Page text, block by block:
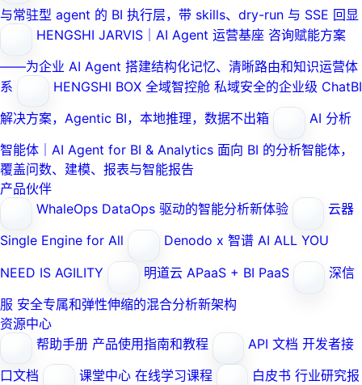
与常驻型 agent 的 BI 执行层，带 skills、dry-run 与 SSE 回显
HENGSHI JARVIS｜AI Agent 运营基座 咨询赋能方案
——为企业 AI Agent 搭建结构化记忆、清晰路由和知识运营体
系
HENGSHI BOX 全域智控舱 私域安全的企业级 ChatBI
解决方案，Agentic BI，本地推理，数据不出箱
AI 分析
智能体｜AI Agent for BI & Analytics 面向 BI 的分析智能体，
覆盖问数、建模、报表与智能报告
产品伙伴
WhaleOps DataOps 驱动的智能分析新体验
云器
Single Engine for All
Denodo x 智谱 AI ALL YOU
NEED IS AGILITY
明道云 APaaS + BI PaaS
深信
服 安全专属和弹性伸缩的混合分析新架构
资源中心
帮助手册 产品使用指南和教程 API 文档 开发者接
口文档
课堂中心 在线学习课程 白皮书 行业研究报